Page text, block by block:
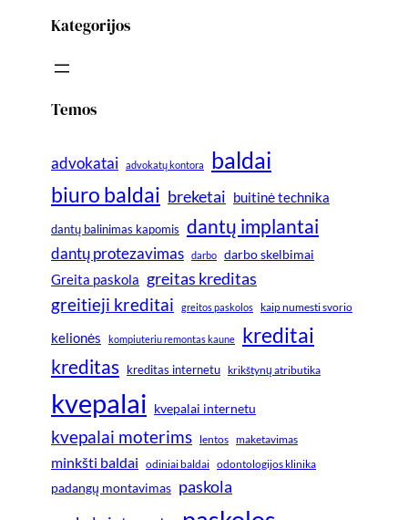
Kategorijos
Temos
advokatai advokatų kontora baldai
biuro baldai breketai buitinė technika
dantų balinimas kapomis dantų implantai
dantų protezavimas darbo darbo skelbimai
Greita paskola greitas kreditas
greitieji kreditai greitos paskolos kaip numesti svorio
kelionės kompiuteriu remontas kaune kreditai
kreditas kreditas internetu krikštynų atributika
kvepalai kvepalai internetu
kvepalai moterims lentos maketavimas
minkšti baldai odiniai baldai odontologijos klinika
padangų montavimas paskola